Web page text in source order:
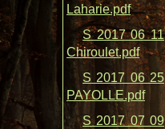
Laharie.pdf
S 2017 06 11
Chiroulet.pdf
S 2017 06 25
PAYOLLE.pdf
S 2017 07 09